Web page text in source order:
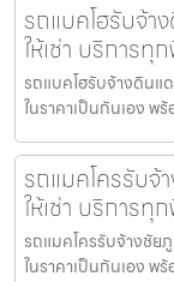
รถแบคโฮรับจ้า
ให้เช่า บริการทุ
รถแบคโฮรับจ้างดินแ
ในราคาเป็นกันเอง
รถแมคโครรับจ้
ให้เช่า บริการทุ
รถแมคโครรับจ้างชัย
ในราคาเป็นกันเอง